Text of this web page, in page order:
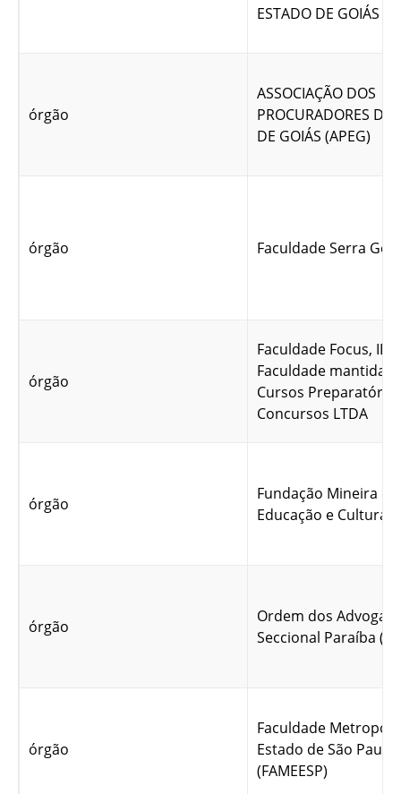
ESTADO DE GOIÁS –
órgão
ASSOCIAÇÃO DOS
PROCURADORES DO
DE GOIÁS (APEG)
órgão Faculdade Serra
órgão
Faculdade Focus, IES
Faculdade mantida
Cursos
Concursos LTDA
órgão
Fundação Mineira de
Educação e Cultura
órgão
Ordem dos
Seccional Paraíba
órgão
Faculdade
Estado de São Paulo
(FAMEESP)